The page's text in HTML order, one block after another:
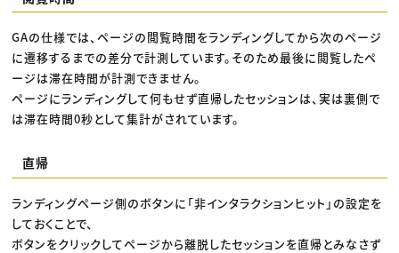
GAの仕様では、ページの閲覧時間をランディングしてから次のページ
に遷移するまでの差分で計測しています。そのため最後に閲覧したペ
ージは滞在時間が計測できません。
ページにランディングして何もせず直帰したセッションは、実は裏側で
は滞在時間0秒として集計がされています。
直帰
ランディングページ側のボタンに「非インタラクションヒット」の設定を
しておくことで、
ボタンをクリックしてページから離脱したセッションを直帰とみなさず